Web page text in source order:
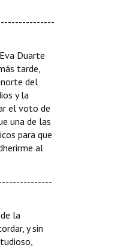
Duarte
tarde,
norte del
y la
el voto de
una de las
para que
al
la
y sin